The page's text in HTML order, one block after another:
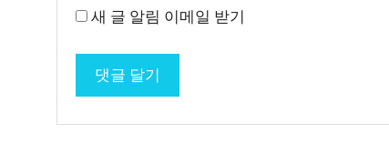
새 글 알림 이메일 받기